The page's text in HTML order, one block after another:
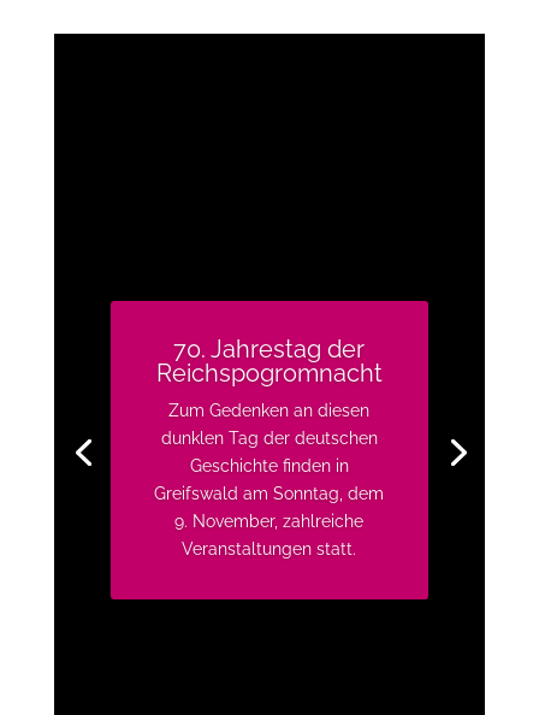
70. Jahrestag der
Reichspogromnacht
Zum Gedenken an diesen
dunklen Tag der deutschen
Geschichte finden in
Greifswald am Sonntag, dem
9. November, zahlreiche
Veranstaltungen statt.